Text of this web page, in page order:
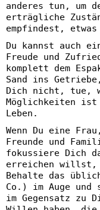
anderes tun, um
erträgliche
empfindest, etwas
Du kannst auch
Freude und
komplett dem
Sand ins
Dich nicht, tue,
Möglichkeiten ist
Leben.
Wenn Du eine
Freunde und
fokussiere Dich
erreichen willst,
Behalte das
Co.) im Auge und
im Gegensatz zu